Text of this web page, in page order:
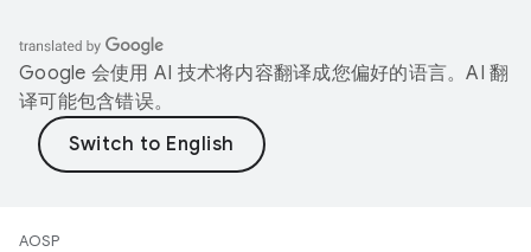
Google 会使用 AI 技术将内容翻译成您偏好的语言。AI 翻
译可能包含错误。
AOSP